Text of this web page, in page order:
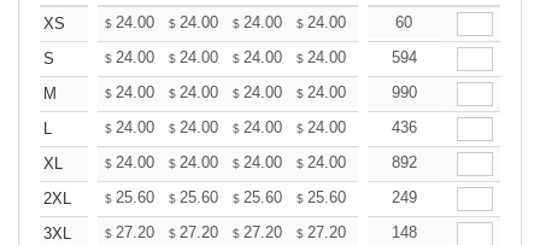
XS $ 24.00 $ 24.00 $ 24.00 $ 24.00 24.00
60
S
$ 24.00 $ 24.00 $ 24.00 $ 24.00 24.00
594
M
$ 24.00 $ 24.00 $ 24.00 $ 24.00 24.00
990
L
$ 24.00 $ 24.00 $ 24.00 $ 24.00 24.00
436
XL
$ 24.00 $ 24.00 $ 24.00 $ 24.00 24.00
892
2XL
$ 25.60 $ 25.60 $ 25.60 $ 25.60 25.60
249
3XL
$ 27.20 $ 27.20 $ 27.20 $ 27.20 27.20
148